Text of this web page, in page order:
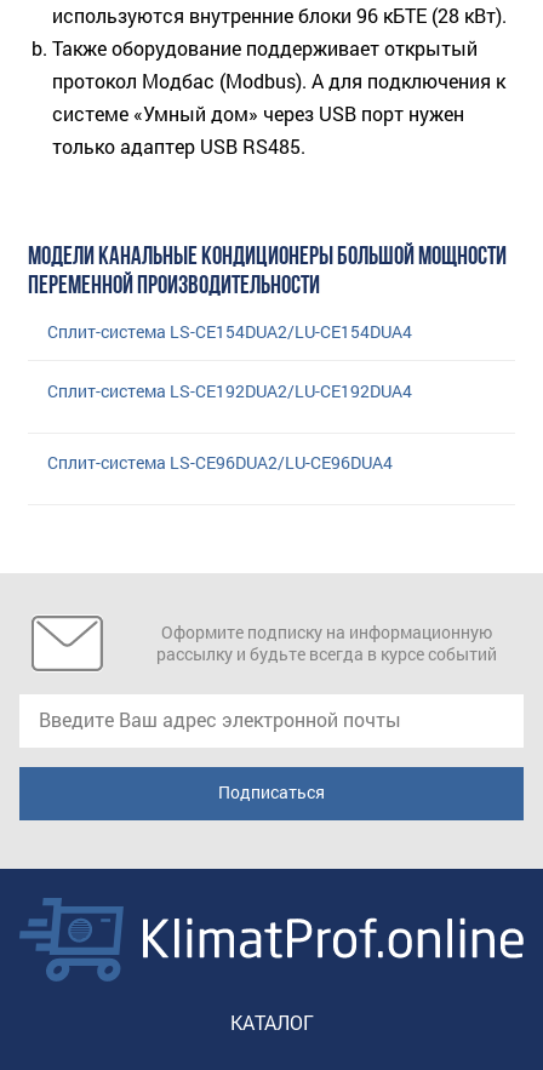
используются внутренние блоки 96 кБТЕ (28 кВт).
Также оборудование поддерживает открытый
протокол Модбас (Modbus). А для подключения к
системе «Умный дом» через USB порт нужен
только адаптер USB RS485.
МОДЕЛИ КАНАЛЬНЫЕ КОНДИЦИОНЕРЫ БОЛЬШОЙ МОЩНОСТИ
ПЕРЕМЕННОЙ ПРОИЗВОДИТЕЛЬНОСТИ
Сплит-система LS-CE154DUA2/LU-CE154DUA4
Сплит-система LS-CE192DUA2/LU-CE192DUA4
Сплит-система LS-CE96DUA2/LU-CE96DUA4
Оформите подписку на информационную
рассылку и будьте всегда в курсе событий
КАТАЛОГ